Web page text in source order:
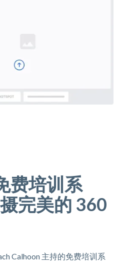
费培训系
完美的 360
Calhoon 主持的免费培训系